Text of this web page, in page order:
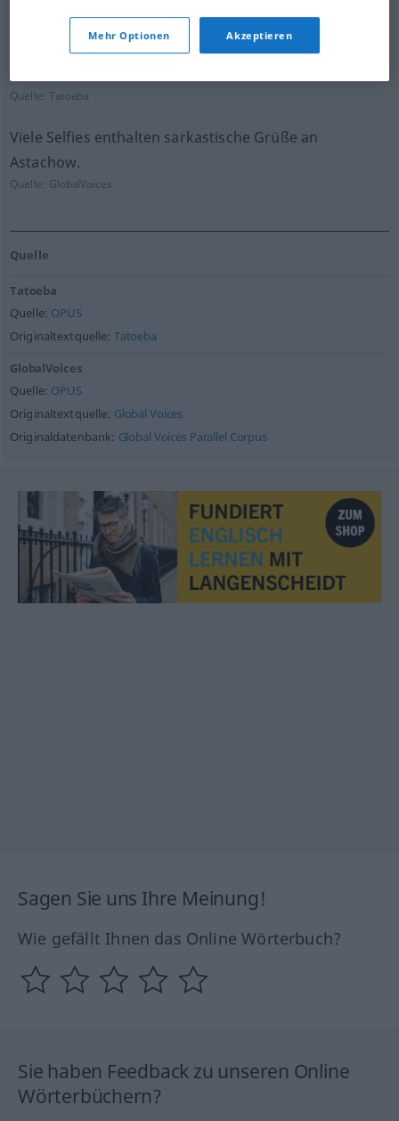
Tatoeba
Quelle:Tatoeba
Viele Selfies enthalten sarkastische Grüße an
Astachow.
Quelle: GlobalVoices
Quelle
Tatoeba
Quelle: OPUS
Originaltextquelle: Tatoeba
GlobalVoices
Quelle: OPUS
Originaltextquelle: Global Voices
Originaldatenbank: Global Voices Parallel Corpus
Sagen Sie uns Ihre Meinung!
Wie gefällt Ihnen das Online Wörterbuch?
Sie haben Feedback zu unseren Online
Wörterbüchern?
Mehr Optionen Akzeptieren